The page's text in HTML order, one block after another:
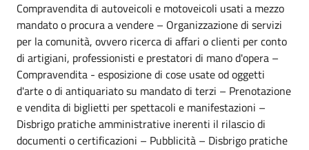
Compravendita di autoveicoli e motoveicoli usati a mezzo
mandato o procura a vendere – Organizzazione di servizi
per la comunità, ovvero ricerca di affari o clienti per conto
di artigiani, professionisti e prestatori di mano d'opera –
Compravendita - esposizione di cose usate od oggetti
d'arte o di antiquariato su mandato di terzi – Prenotazione
e vendita di biglietti per spettacoli e manifestazioni –
Disbrigo pratiche amministrative inerenti il rilascio di
documenti o certificazioni – Pubblicità – Disbrigo pratiche